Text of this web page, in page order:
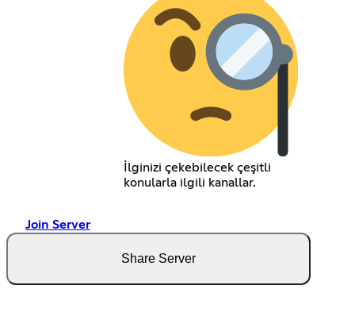
İlginizi çekebilecek çeşitli
konularla ilgili kanallar.
Join Server
Share Server